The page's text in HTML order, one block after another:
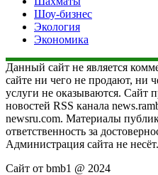
Шоу-бизнес
Экология
Экономика
Данный сайт не является
сайте ни чего не продают, ни
услуги не оказываются. Сайт
новостей RSS канала
newsru.com. Материалы
ответственность за
Администрация сайта не несёт.
Сайт от bmb1 @ 2024